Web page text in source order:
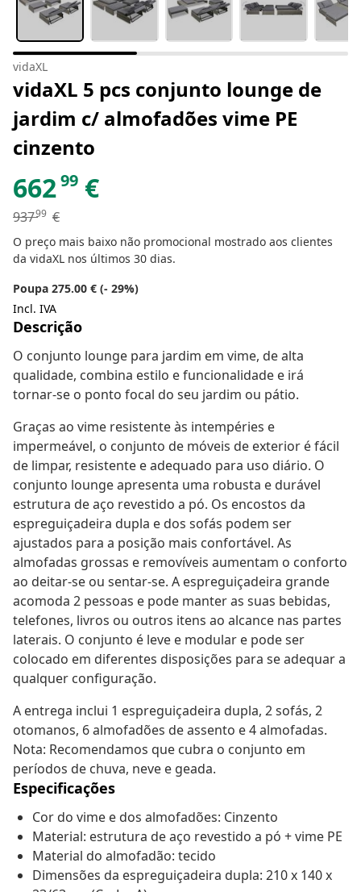
vidaXL
vidaXL 5 pcs conjunto lounge de
jardim c/ almofadões vime PE
cinzento
66299 €
93799 €
O preço mais baixo não promocional mostrado aos clientes
da vidaXL nos últimos 30 dias.
Poupa 275.00 € (- 29%)
Incl. IVA
Descrição
O conjunto lounge para jardim em vime, de alta
qualidade, combina estilo e funcionalidade e irá
tornar-se o ponto focal do seu jardim ou pátio.
Graças ao vime resistente às intempéries e
impermeável, o conjunto de móveis de exterior é fácil
de limpar, resistente e adequado para uso diário. O
conjunto lounge apresenta uma robusta e durável
estrutura de aço revestido a pó. Os encostos da
espreguiçadeira dupla e dos sofás podem ser
ajustados para a posição mais confortável. As
almofadas grossas e removíveis aumentam o conforto
ao deitar-se ou sentar-se. A espreguiçadeira grande
acomoda 2 pessoas e pode manter as suas bebidas,
telefones, livros ou outros itens ao alcance nas partes
laterais. O conjunto é leve e modular e pode ser
colocado em diferentes disposições para se adequar a
qualquer configuração.
A entrega inclui 1 espreguiçadeira dupla, 2 sofás, 2
otomanos, 6 almofadões de assento e 4 almofadas.
Nota: Recomendamos que cubra o conjunto em
períodos de chuva, neve e geada.
Especificações
Cor do vime e dos almofadões: Cinzento
Material: estrutura de aço revestido a pó + vime PE
Material do almofadão: tecido
Dimensões da espreguiçadeira dupla: 210 x 140 x